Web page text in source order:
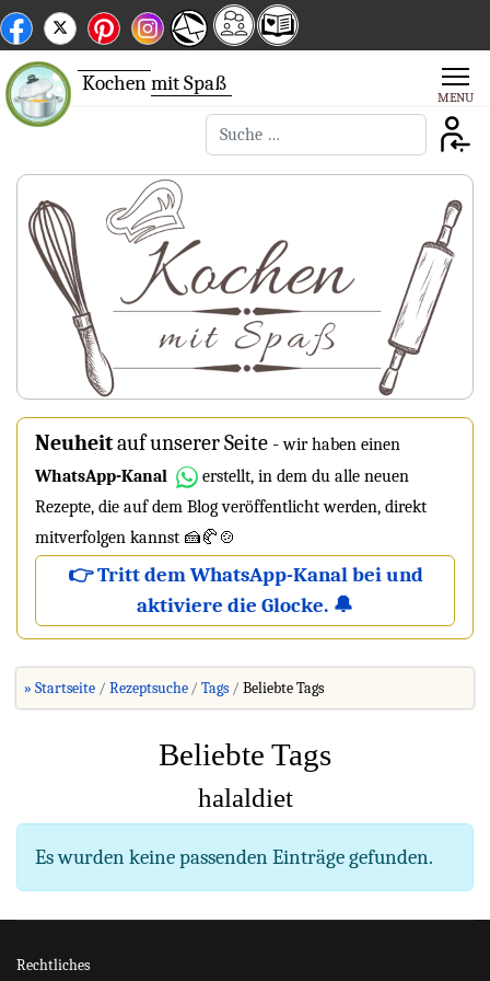
Kochenmit Spaß
Suchen
Neuheitauf unserer Seite -wir haben einen
WhatsApp-Kanal
erstellt, in dem du alle neuen
Rezepte, die auf dem Blog veröffentlicht werden, direkt
mitverfolgen kannst 🍰🥐🍲
👉 Tritt dem WhatsApp-Kanal bei und
aktiviere die Glocke. 🔔
» Startseite Rezeptsuche Tags Beliebte Tags
Beliebte Tags
halaldiet
Information
Es wurden keine passenden Einträge gefunden.
Rechtliches